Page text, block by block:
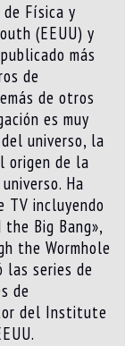
Física y
(EEUU) y
más
de
de otros
es muy
universo, la
origen de la
Ha
TV incluyendo
the Big Bang»,
the Wormhole
las series de
de
del Institute